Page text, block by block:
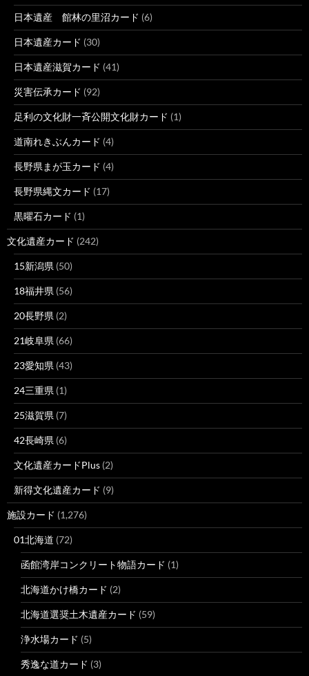
日本遺産 館林の里沼カード (6)
日本遺産カード (30)
日本遺産滋賀カード (41)
災害伝承カード (92)
足利の文化財一斉公開文化財カード (1)
道南れきぶんカード (4)
長野県まが玉カード (4)
長野県縄文カード (17)
黒曜石カード (1)
文化遺産カード (242)
15新潟県 (50)
18福井県 (56)
20長野県 (2)
21岐阜県 (66)
23愛知県 (43)
24三重県 (1)
25滋賀県 (7)
42長崎県 (6)
文化遺産カードPlus (2)
新得文化遺産カード (9)
施設カード (1,276)
01北海道 (72)
函館湾岸コンクリート物語カード (1)
北海道かけ橋カード (2)
北海道選奨土木遺産カード (59)
浄水場カード (5)
秀逸な道カード (3)